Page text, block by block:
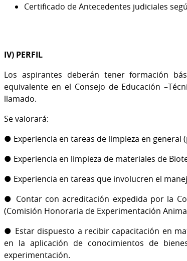
Certificado de Antecedentes judiciales
IV) PERFIL
Los aspirantes deberán tener formación
equivalente en el Consejo de Educación
llamado.
Se valorará:
● Experiencia en tareas de limpieza en general
● Experiencia en limpieza de materiales de
● Experiencia en tareas que involucren el
● Contar con acreditación expedida por la
(Comisión Honoraria de Experimentación
● Estar dispuesto a recibir capacitación en
en la aplicación de conocimientos de
experimentación.